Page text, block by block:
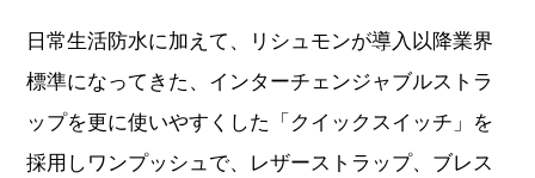
日常生活防水に加えて、リシュモンが導入以降業界
標準になってきた、インターチェンジャブルストラ
ップを更に使いやすくした「クイックスイッチ」を
採用しワンプッシュで、レザーストラップ、ブレス